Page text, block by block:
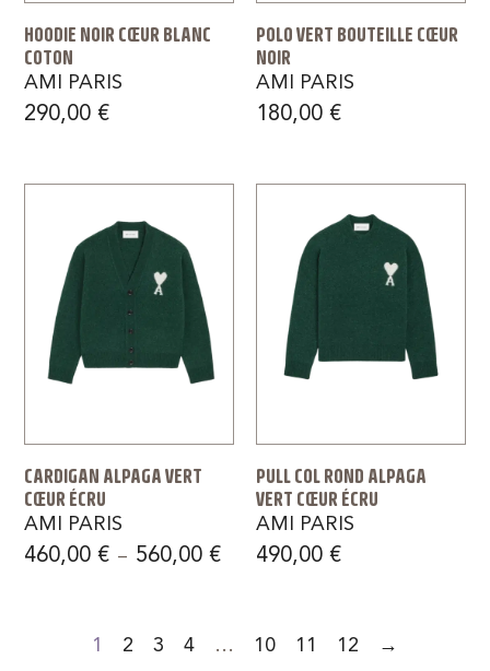
HOODIE NOIR CŒUR BLANC
COTON
AMI PARIS
290,00€
POLO VERT BOUTEILLE CŒUR
NOIR
AMI PARIS
180,00 €
CARDIGAN ALPAGA VERT
CŒUR ÉCRU
AMI PARIS
460,00€ – 560,00€
PULL COL ROND ALPAGA
VERT CŒUR ÉCRU
AMI PARIS
490,00 €
1 2 3 4 … 10 11 12 →